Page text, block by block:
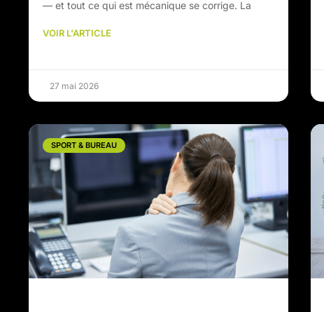
— et tout ce qui est mécanique se corrige. La
VOIR L'ARTICLE
27 mai 2026
SPORT & BUREAU